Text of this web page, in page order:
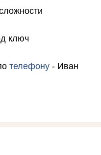
ключ
телефону - Иван